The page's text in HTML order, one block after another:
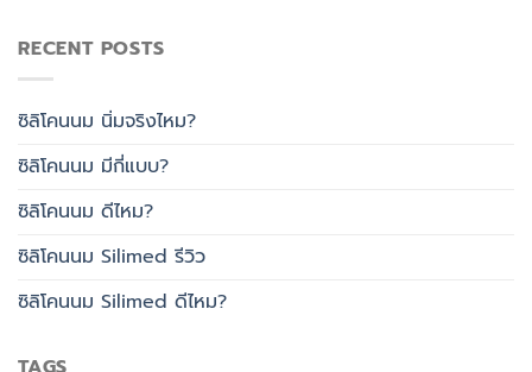
RECENT POSTS
ซิลิโคนนม นิ่มจริงไหม?
ซิลิโคนนม มีกี่แบบ?
ซิลิโคนนม ดีไหม?
ซิลิโคนนม Silimed รีวิว
ซิลิโคนนม Silimed ดีไหม?